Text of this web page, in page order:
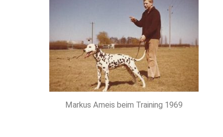
Markus Ameis beim Training 1969